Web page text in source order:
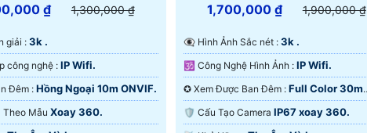
₫ 1,300,000 ₫
giải : 3k .
⚙ Tích hợp công nghệ : IP Wifi.
🌛 Nhìn Ban Đêm : Hồng Ngoại 10m ONVIF.
Theo Mẫu Xoay 360.
1,700,000 ₫ 1,900,000 ₫
👁️‍🗨 Hình Ảnh Sắc nét : 3k .
🕉️ Công Nghệ Hình Ảnh : IP Wifi.
✪ Xem Được Ban Đêm : Full Color 30m
ONVIF.
🛡 Cấu Tạo Camera IP67 xoay 360.